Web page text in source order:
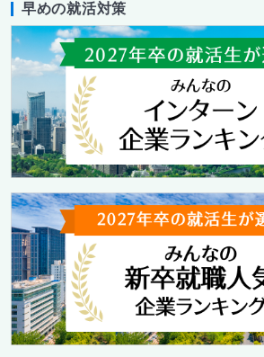
早めの就活対策